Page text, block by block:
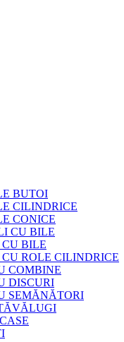
BUTOI
CILINDRICE
CONICE
CU BILE
BILE
ROLE CILINDRICE
COMBINE
DISCURI
SEMĂNĂTORI